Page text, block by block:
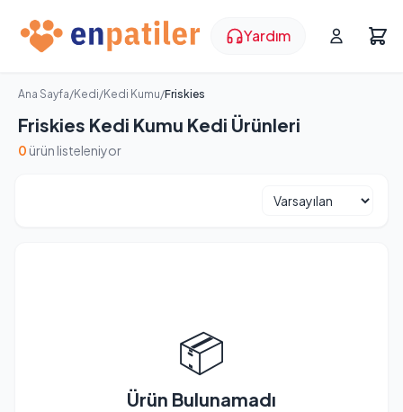
Yardım
Ana Sayfa/Kedi/Kedi Kumu/Friskies
Friskies Kedi Kumu Kedi Ürünleri
0 ürün listeleniyor
📦
Ürün Bulunamadı